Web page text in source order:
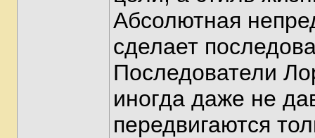
Абсолютная
сделает
Последователи
иногда даже не
передвигаются